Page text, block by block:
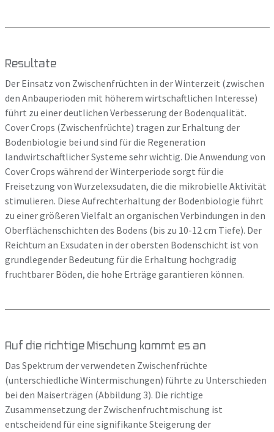
Resultate
Der Einsatz von Zwischenfrüchten in der Winterzeit (zwischen
den Anbauperioden mit höherem wirtschaftlichen Interesse)
führt zu einer deutlichen Verbesserung der Bodenqualität.
Cover Crops (Zwischenfrüchte) tragen zur Erhaltung der
Bodenbiologie bei und sind für die Regeneration
landwirtschaftlicher Systeme sehr wichtig. Die Anwendung von
Cover Crops während der Winterperiode sorgt für die
Freisetzung von Wurzelexsudaten, die die mikrobielle Aktivität
stimulieren. Diese Aufrechterhaltung der Bodenbiologie führt
zu einer größeren Vielfalt an organischen Verbindungen in den
Oberflächenschichten des Bodens (bis zu 10-12 cm Tiefe). Der
Reichtum an Exsudaten in der obersten Bodenschicht ist von
grundlegender Bedeutung für die Erhaltung hochgradig
fruchtbarer Böden, die hohe Erträge garantieren können.
Auf die richtige Mischung kommt es an
Das Spektrum der verwendeten Zwischenfrüchte
(unterschiedliche Wintermischungen) führte zu Unterschieden
bei den Maiserträgen (Abbildung 3). Die richtige
Zusammensetzung der Zwischenfruchtmischung ist
entscheidend für eine signifikante Steigerung der